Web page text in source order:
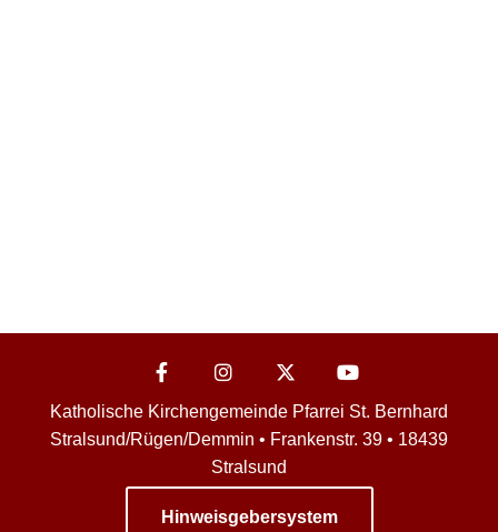
Katholische Kirchengemeinde Pfarrei St. Bernhard
Stralsund/Rügen/Demmin • Frankenstr. 39 • 18439
Stralsund
Hinweisgebersystem